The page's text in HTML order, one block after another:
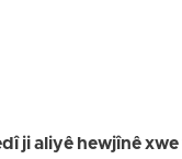
ji aliyê hewjînê